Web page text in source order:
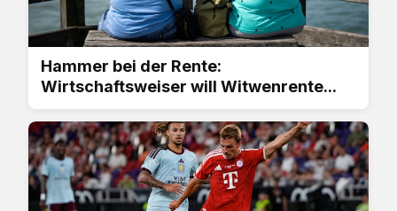
Hammer bei der Rente:
Wirtschaftsweiser will Witwenrente...